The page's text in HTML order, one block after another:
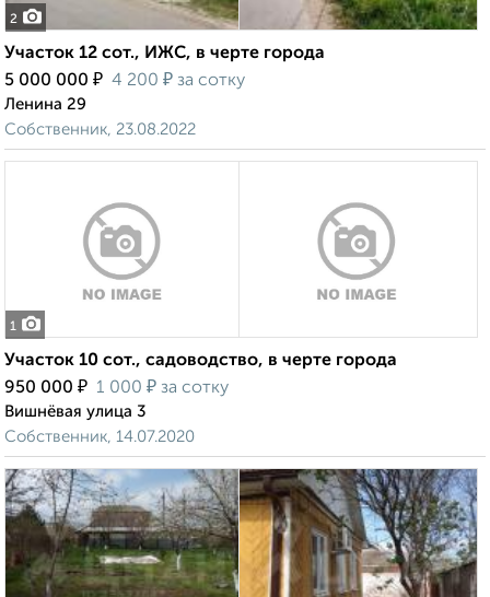
2
Участок 12 сот., ИЖС, в черте города
5 000 000 ₽ 4 200 ₽ за сотку
Ленина 29
Собственник, 23.08.2022
1
Участок 10 сот., садоводство, в черте города
950 000 ₽ 1 000 ₽ за сотку
Вишнёвая улица 3
Собственник, 14.07.2020